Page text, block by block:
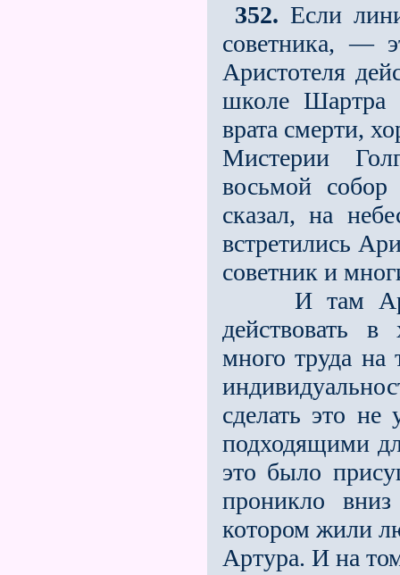
352. Если
советника, —
Аристотеля
школе Шартра
врата смерти,
Мистерии
восьмой
сказал, на
встретились
советник и
И там
действовать
много труда на
сделать это не
подходящими
это было
проникло
котором жили
Артура. И на